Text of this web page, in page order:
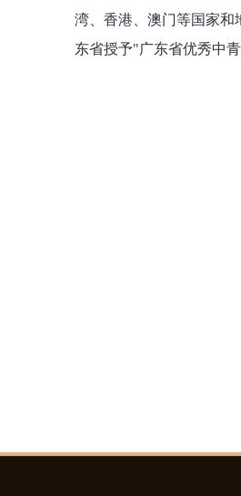
湾、香港、澳门等国家
东省授予"广东省优秀中